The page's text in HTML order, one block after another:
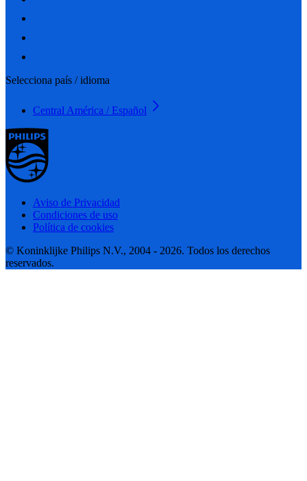
Selecciona país / idioma
Central América / Español
Aviso de Privacidad
Condiciones de uso
Política de cookies
© Koninklijke Philips N.V., 2004 - 2026. Todos los derechos
reservados.